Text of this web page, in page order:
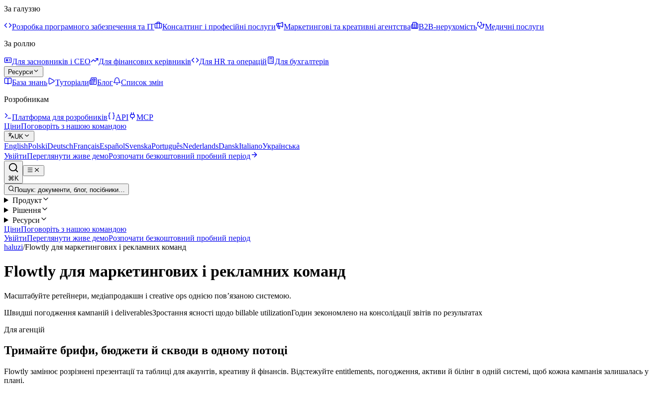
За галуззю
Розробка програмного забезпечення та IT Консалтинг і професійні послуги Маркетингові та креативні агентства B2B-нерухомість
Медичні послуги
За роллю
Для засновників і CEO Для фінансових керівників Для HR та операцій Для бухгалтерів
Ресурси
База знань Туторіали Блог
Список змін
Розробникам
Платформа для розробників API
MCP
ЦіниПоговоріть з нашою командою
UK
EnglishPolskiDeutschFrançaisEspañolSvenskaPortuguêsNederlandsDanskItalianoУкраїнська
УвійтиПереглянути живе демоРозпочати безкоштовний пробний період
⌘K
Пошук: документи, блог, посібники…
Продукт
Рішення
Ресурси
ЦіниПоговоріть з нашою командою
УвійтиПереглянути живе демоРозпочати безкоштовний пробний період
haluzi/Flowtly для маркетингових і рекламних команд
Flowtly для маркетингових і рекламних команд
Масштабуйте ретейнери, медіапродакшн і creative ops однією повʼязаною системою.
Швидші погодження кампаній і deliverablesЗростання ясності щодо billable utilizationГодин зекономлено на консолідації звітів по результатах
Для агенцій
Тримайте брифи, бюджети й скводи в одному потоці
Flowtly замінює розрізнені презентації та таблиці для акаунтів, креативу й фінансів. Відстежуйте entitlements, погодження, активи й білінг в одній системі, щоб кожна кампанія залишалась у
плані.